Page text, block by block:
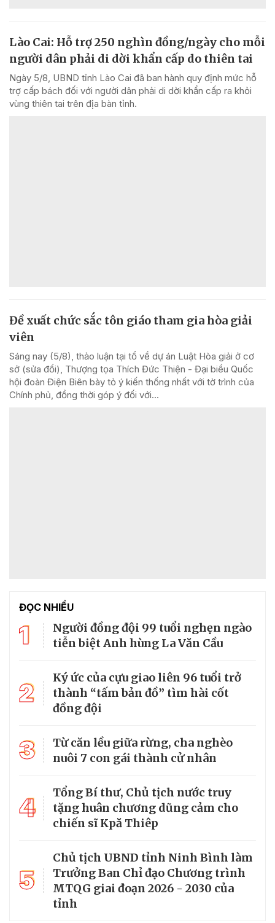
Lào Cai: Hỗ trợ 250 nghìn đồng/ngày cho mỗi
người dân phải di dời khẩn cấp do thiên tai
Ngày 5/8, UBND tỉnh Lào Cai đã ban hành quy định mức hỗ
trợ cấp bách đối với người dân phải di dời khẩn cấp ra khỏi
vùng thiên tai trên địa bàn tỉnh.
Đề xuất chức sắc tôn giáo tham gia hòa giải
viên
Sáng nay (5/8), thảo luận tại tổ về dự án Luật Hòa giải ở cơ
sở (sửa đổi), Thượng tọa Thích Đức Thiện - Đại biểu Quốc
hội đoàn Điện Biên bày tỏ ý kiến thống nhất với tờ trình của
Chính phủ, đồng thời góp ý đối với...
ĐỌC NHIỀU
1
Người đồng đội 99 tuổi nghẹn ngào
tiễn biệt Anh hùng La Văn Cầu
2
Ký ức của cựu giao liên 96 tuổi trở
thành “tấm bản đồ” tìm hài cốt
đồng đội
3
Từ căn lều giữa rừng, cha nghèo
nuôi 7 con gái thành cử nhân
4
Tổng Bí thư, Chủ tịch nước truy
tặng huân chương dũng cảm cho
chiến sĩ Kpă Thiêp
5
Chủ tịch UBND tỉnh Ninh Bình làm
Trưởng Ban Chỉ đạo Chương trình
MTQG giai đoạn 2026 - 2030 của
tỉnh